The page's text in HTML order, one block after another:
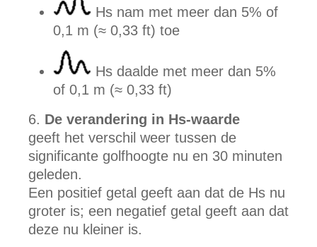
Hs nam met meer dan 5% of
0,1 m (≈ 0,33 ft) toe
Hs daalde met meer dan 5%
of 0,1 m (≈ 0,33 ft)
De verandering in Hs-waarde
geeft het verschil weer tussen de
significante golfhoogte nu en 30 minuten
geleden.
Een positief getal geeft aan dat de Hs nu
groter is; een negatief getal geeft aan dat
deze nu kleiner is.